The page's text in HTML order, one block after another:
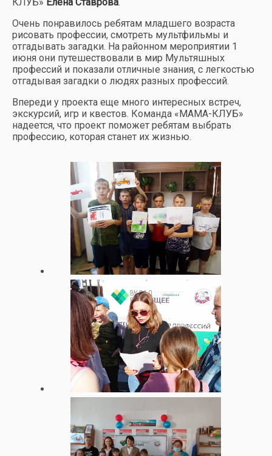
Очень понравилось ребятам младшего возраста
рисовать профессии, смотреть мультфильмы и
отгадывать загадки. На районном мероприятии 1
июня они путешествовали в мир Мультяшных
профессий и показали отличные знания, с легкостью
отгадывая загадки о людях разных профессий.
Впереди у проекта еще много интересных встреч,
экскурсий, игр и квестов. Команда «МАМА-КЛУБ»
надеется, что проект поможет ребятам выбрать
профессию, которая станет их жизнью.